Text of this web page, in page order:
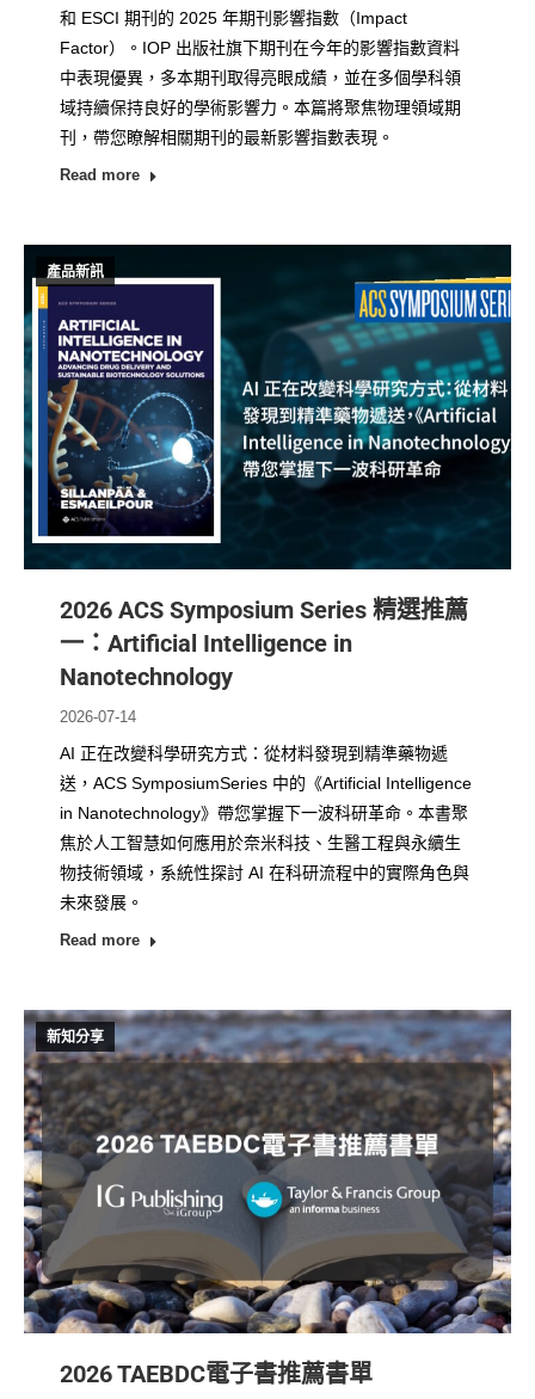
和 ESCI 期刊的 2025 年期刊影響指數（Impact
Factor）。IOP 出版社旗下期刊在今年的影響指數資料
中表現優異，多本期刊取得亮眼成績，並在多個學科領
域持續保持良好的學術影響力。本篇將聚焦物理領域期
刊，帶您瞭解相關期刊的最新影響指數表現。
Read more
產品新訊
2026 ACS Symposium Series 精選推薦
一：Artificial Intelligence in
Nanotechnology
2026-07-14
AI 正在改變科學研究方式：從材料發現到精準藥物遞
送，ACS SymposiumSeries 中的《Artificial Intelligence
in Nanotechnology》帶您掌握下一波科研革命。本書聚
焦於人工智慧如何應用於奈米科技、生醫工程與永續生
物技術領域，系統性探討 AI 在科研流程中的實際角色與
未來發展。
Read more
新知分享
2026 TAEBDC電子書推薦書單